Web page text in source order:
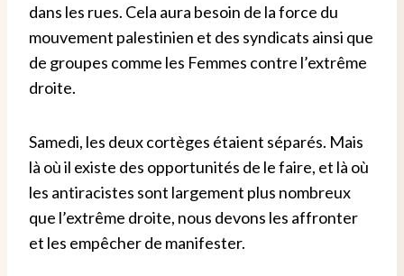
dans les rues. Cela aura besoin de la force du
mouvement palestinien et des syndicats ainsi que
de groupes comme les Femmes contre l’extrême
droite.
Samedi, les deux cortèges étaient séparés. Mais
là où il existe des opportunités de le faire, et là où
les antiracistes sont largement plus nombreux
que l’extrême droite, nous devons les affronter
et les empêcher de manifester.